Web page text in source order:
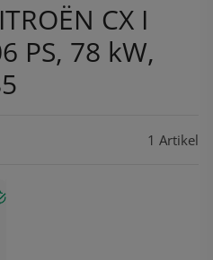
CX I
PS, 78 kW,
1 Artikel